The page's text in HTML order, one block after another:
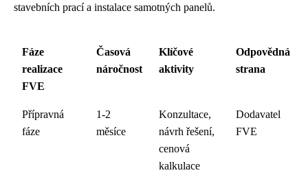
stavebních prací a instalace samotných panelů.
Fáze
realizace
FVE
Časová
náročnost
Klíčové
aktivity
Odpovědná
strana
Přípravná
fáze
1-2
měsíce
Konzultace,
návrh řešení,
cenová
kalkulace
Dodavatel
FVE